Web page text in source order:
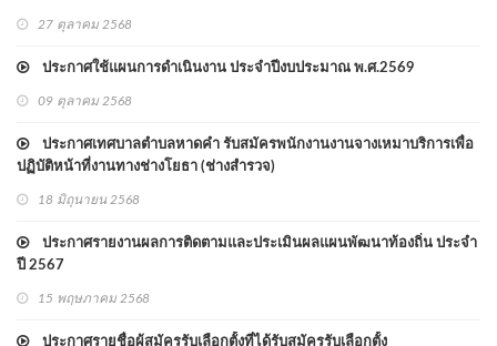
27 ตุลาคม 2568
ประกาศใช้แผนการดำเนินงาน ประจำปีงบประมาณ พ.ศ.2569
09 ตุลาคม 2568
ประกาศเทศบาลตำบลหาดคำ รับสมัครพนักงานงานจางเหมาบริการเพื่อ
ปฏิบัติหน้าที่งานทางช่างโยธา (ช่างสำรวจ)
18 มิถุนายน 2568
ประกาศรายงานผลการติดตามและประเมินผลแผนพัฒนาท้องถิ่น ประจำ
ปี 2567
15 พฤษภาคม 2568
ประกาศรายชื่อผู้สมัครรับเลือกตั้งที่ได้รับสมัครรับเลือกตั้ง